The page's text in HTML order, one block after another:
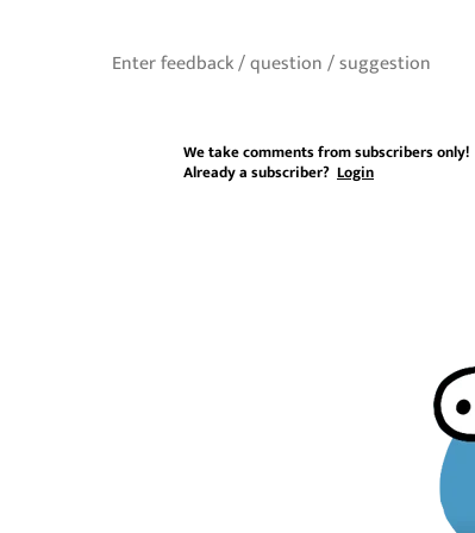
We take comments from subscribers only!
Already a subscriber? Login